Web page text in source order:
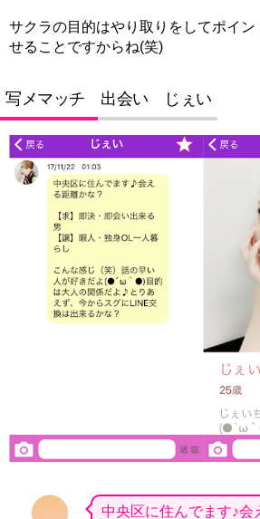
サクラの目的はやり取りをしてポイン
せることですからね(笑)
写メマッチ 出会い じぇい
中央区に住んでます♪会